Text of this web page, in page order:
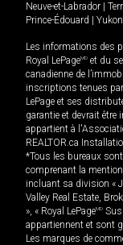
Neuve-et-Labrador |
Prince-Édouard | Yukon
Les informations des
Royal LePageMD et du
canadienne de
inscriptions tenues
LePage et ses
garantie et devrait être
appartient à
REALTOR.ca
*Tous les bureaux
comprenant la
incluant sa division «
Valley Real Estate,
», « Royal LePageMD
appartiennent et sont
Les marques de